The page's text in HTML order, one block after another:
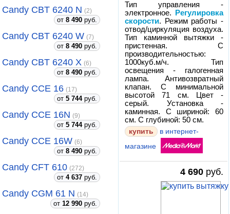
Candy CBT 6240 N (2)
от 8 490 руб.
Candy CBT 6240 W (7)
от 8 490 руб.
Candy CBT 6240 X (6)
от 8 490 руб.
Candy CCE 16 (17)
от 5 744руб.
Candy CCE 16N (9)
от 5 744руб.
Candy CCE 16W (6)
от 8 490 руб.
Candy CFT 610 (272)
от 4 637 руб.
Candy CGM 61 N (14)
от 12 990 руб.
Тип управления -
электронное.
Регулировка
скорости. Режим работы -
отвод/циркуляция воздуха.
Тип каминной вытяжки -
пристенная. С
производительностью:
1000куб.м/ч. Тип
освещения - галогенная
лампа. Антивозвратный
клапан. С минимальной
высотой 71 см. Цвет -
серый. Установка -
каминная. С шириной: 60
см. С глубиной: 50 см.
купить
в интернет-
магазине
4 690 руб.